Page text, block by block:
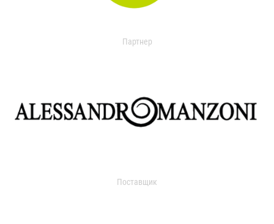
Партнер
Поставщик